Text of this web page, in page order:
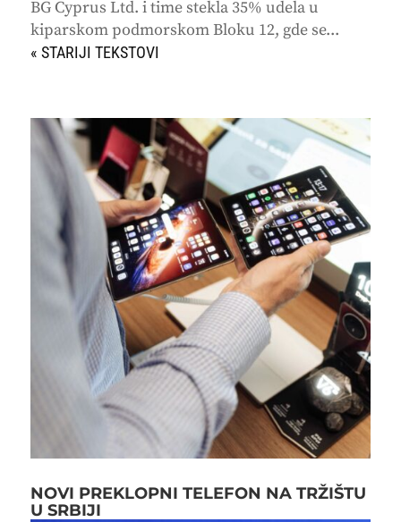
BG Cyprus Ltd. i time stekla 35% udela u
kiparskom podmorskom Bloku 12, gde se...
« STARIJI UNOSI
NOVI PREKLOPNI TELEFON NA TRŽIŠTU
U SRBIJI